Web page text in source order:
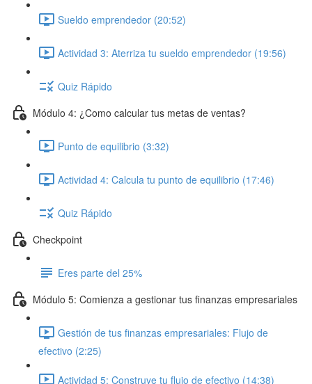
Sueldo emprendedor (20:52)
Actividad 3: Aterriza tu sueldo emprendedor (19:56)
Quiz Rápido
Módulo 4: ¿Como calcular tus metas de ventas?
Punto de equilibrio (3:32)
Actividad 4: Calcula tu punto de equilibrio (17:46)
Quiz Rápido
Checkpoint
Eres parte del 25%
Módulo 5: Comienza a gestionar tus finanzas empresariales
Gestión de tus finanzas empresariales: Flujo de
efectivo (2:25)
Actividad 5: Construye tu flujo de efectivo (14:38)